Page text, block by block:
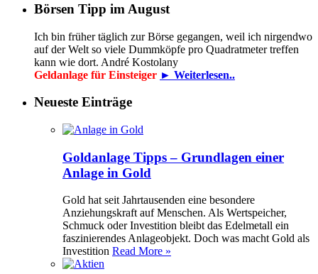
Börsen Tipp im August
Ich bin früher täglich zur Börse gegangen, weil ich nirgendwo
auf der Welt so viele Dummköpfe pro Quadrat­meter treffen
kann wie dort. André Kostolany
Geldanlage für Einsteiger ► Weiterlesen..
Neueste Einträge
Goldanlage Tipps – Grundlagen einer
Anlage in Gold
Gold hat seit Jahrtausenden eine besondere
Anziehungskraft auf Menschen. Als Wertspeicher,
Schmuck oder Investition bleibt das Edelmetall ein
faszinierendes Anlageobjekt. Doch was macht Gold als
Investition Read More »